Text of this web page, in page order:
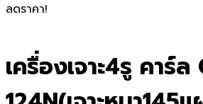
ลดราคา!
เครื่องเจาะ4รู คาร์ล